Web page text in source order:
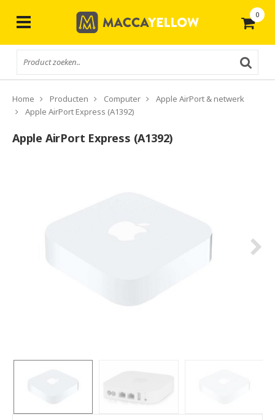
0
Home Producten Computer
Apple AirPort & netwerk
Apple AirPort Express (A1392)
Apple AirPort Express (A1392)